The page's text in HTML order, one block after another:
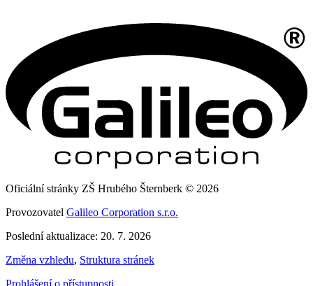
Oficiální stránky ZŠ Hrubého Šternberk © 2026
Provozovatel Galileo Corporation s.r.o.
Poslední aktualizace: 20. 7. 2026
Změna vzhledu, Struktura stránek
Prohlášení o přístupnosti